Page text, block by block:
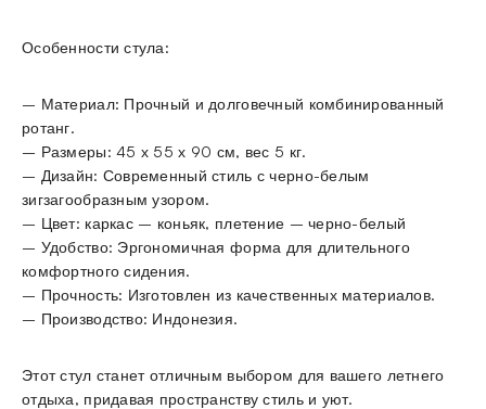
Особенности стула:
– Материал: Прочный и долговечный комбинированный
ротанг.
– Размеры: 45 х 55 х 90 см, вес 5 кг.
– Дизайн: Современный стиль с черно-белым
зигзагообразным узором.
– Цвет: каркас – коньяк, плетение – черно-белый
– Удобство: Эргономичная форма для длительного
комфортного сидения.
– Прочность: Изготовлен из качественных материалов.
– Производство: Индонезия.
Этот стул станет отличным выбором для вашего летнего
отдыха, придавая пространству стиль и уют.